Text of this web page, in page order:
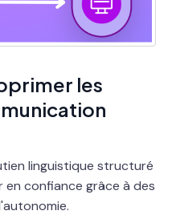
les
linguistique structuré
en confiance grâce à des